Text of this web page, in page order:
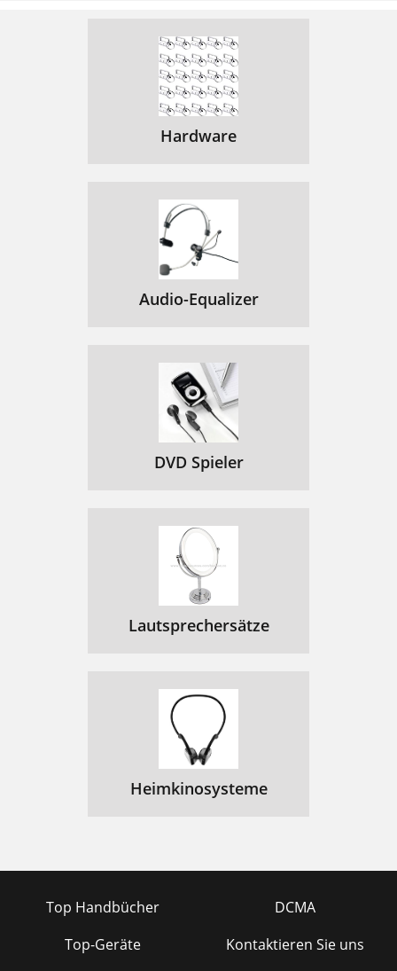
Hardware
Audio-Equalizer
DVD Spieler
Lautsprechersätze
Heimkinosysteme
Top Handbücher
Top-Geräte
DCMA
Kontaktieren Sie uns